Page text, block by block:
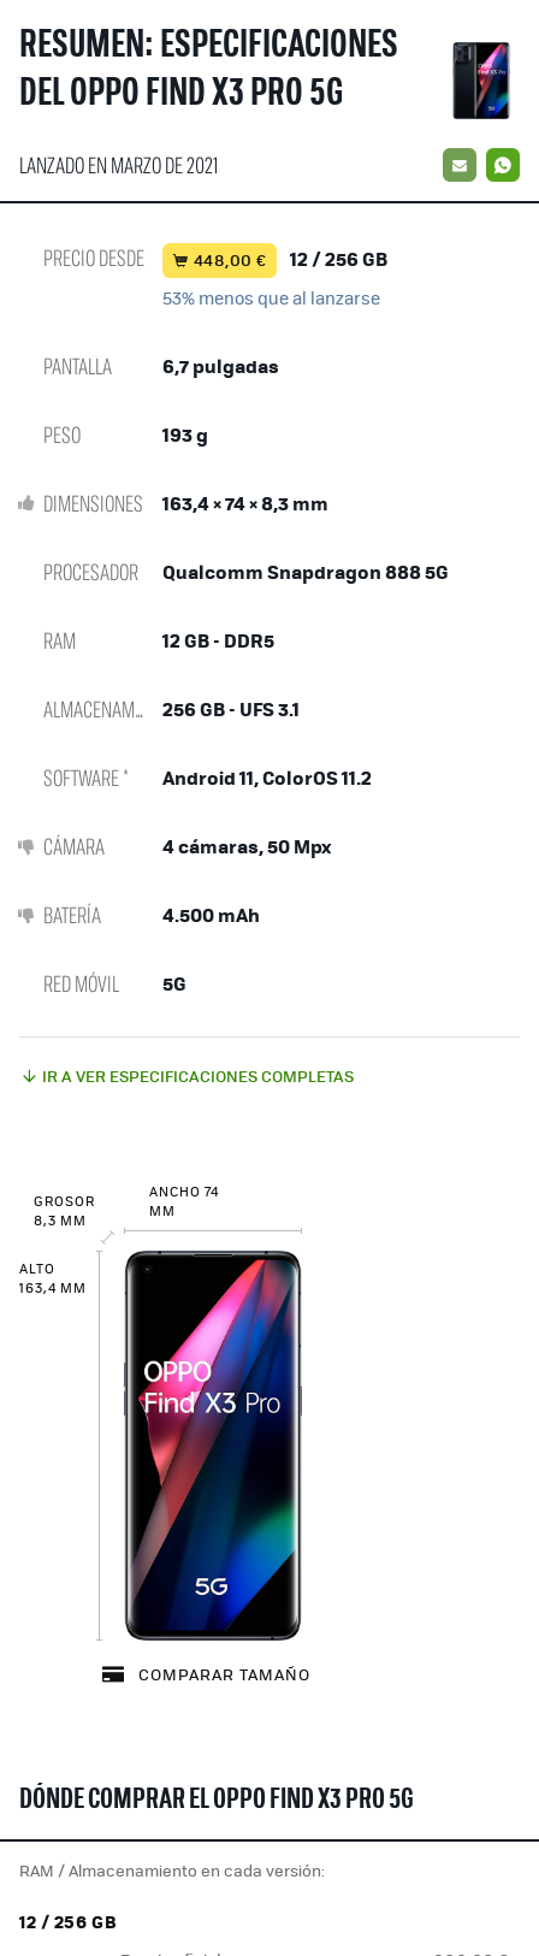
RESUMEN: ESPECIFICACIONES
DEL OPPO FIND X3 PRO 5G
LANZADO EN MARZO DE 2021 EMAIL
PRECIO DESDE 448,00 € 12 / 256 GB
53% menos que al lanzarse
PANTALLA 6,7 pulgadas
PESO 193 g
DIMENSIONES 163,4 × 74 × 8,3 mm
PROCESADOR Qualcomm Snapdragon 888 5G
RAM 12 GB - DDR5
ALMACENAMIENTO 256 GB - UFS 3.1
SOFTWARE * Android 11, ColorOS 11.2
CÁMARA 4 cámaras, 50 Mpx
BATERÍA 4.500 mAh
RED MÓVIL 5G
IR A VER ESPECIFICACIONES COMPLETAS
GROSOR
8,3 MM
ANCHO 74
MM
ALTO
163,4 MM
COMPARAR TAMAÑO
DÓNDE COMPRAR EL OPPO FIND X3 PRO 5G
RAM / Almacenamiento en cada versión:
12 / 256 GB